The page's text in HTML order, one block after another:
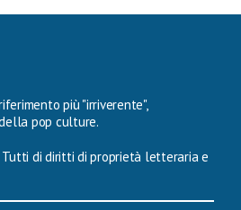
più "irriverente",
pop culture.
Tutti di diritti di proprietà letteraria e